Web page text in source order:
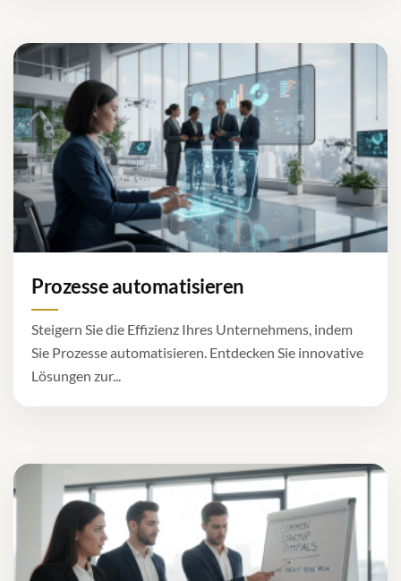
Prozesse automatisieren
Steigern Sie die Effizienz Ihres Unternehmens, indem
Sie Prozesse automatisieren. Entdecken Sie innovative
Lösungen zur...